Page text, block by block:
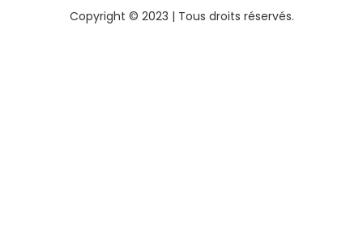
Copyright © 2023 | Tous droits réservés.